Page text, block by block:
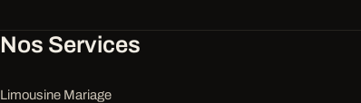
Nos Services
Limousine Mariage